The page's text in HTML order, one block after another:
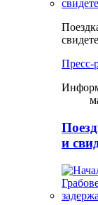
Пресс-
и